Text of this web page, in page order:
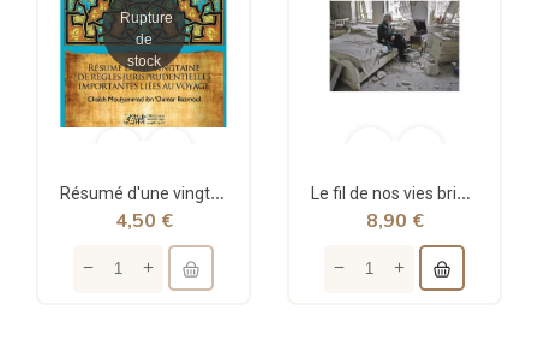
Rupture
de
stock
Résumé d'une vingtaine de règles jurisprudentielles liées au voyage - Bazmoul - Héritage...
4,50 €
Le fil de nos vies brisées - poche - Cécile Hennion - Points
8,90 €